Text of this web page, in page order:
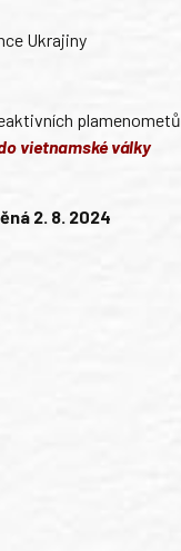
Ukrajiny
plamenometů
vietnamské války
2. 8. 2024